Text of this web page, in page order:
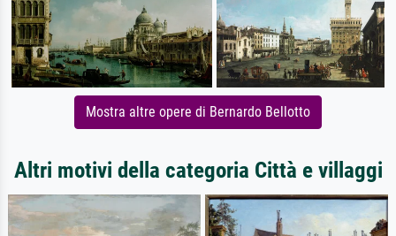
Mostra altre opere di Bernardo Bellotto
Altri motivi della categoria Città e villaggi